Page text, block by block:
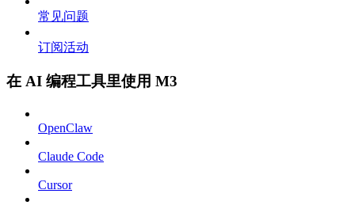
常见问题
订阅活动
在 AI 编程工具里使用 M3
OpenClaw
Claude Code
Cursor